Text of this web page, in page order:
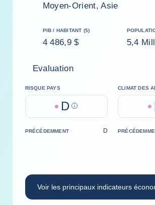
Moyen-Orient, Asie
PIB / HABITANT ($)
4 486,9 $ 5,4
Evaluation
RISQUE PAYS
D Help
CLIMAT DES
PRÉCÉDEMMENT D
Voir les principaux indicateurs